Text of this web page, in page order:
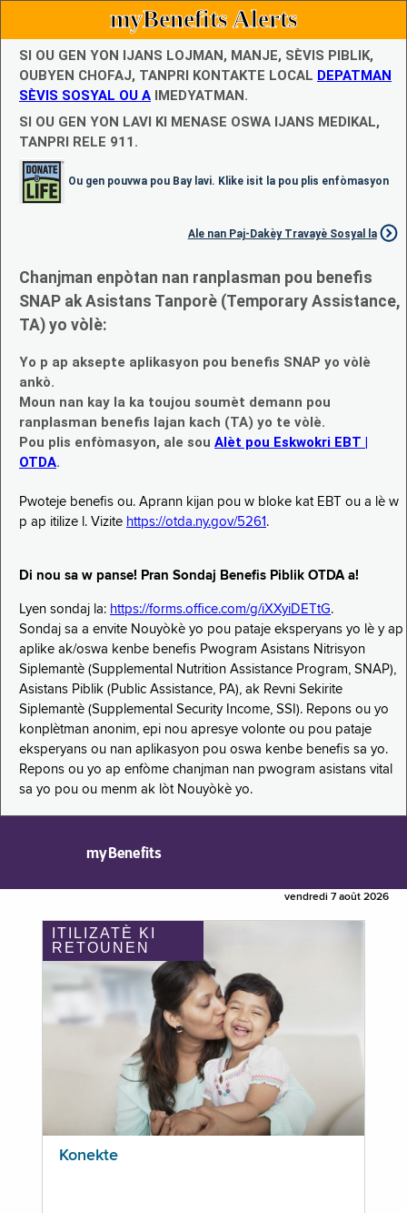
myBenefits Alerts
SI OU GEN YON IJANS LOJMAN, MANJE, SÈVIS PIBLIK,
OUBYEN CHOFAJ, TANPRI KONTAKTE LOCAL DEPATMAN
SÈVIS SOSYAL OU A IMEDYATMAN.
SI OU GEN YON LAVI KI MENASE OSWA IJANS MEDIKAL,
TANPRI RELE 911.
Ou gen pouvwa pou Bay lavi. Klike isit la pou plis enfòmasyon
Ale nan Paj-Dakèy Travayè Sosyal la
Chanjman enpòtan nan ranplasman pou benefis
SNAP ak Asistans Tanporè (Temporary Assistance,
TA) yo vòlè:
Yo p ap aksepte aplikasyon pou benefis SNAP yo vòlè
ankò.
Moun nan kay la ka toujou soumèt demann pou
ranplasman benefis lajan kach (TA) yo te vòlè.
Pou plis enfòmasyon, ale sou Alèt pou Eskwokri EBT |
OTDA.
Pwoteje benefis ou. Aprann kijan pou w bloke kat EBT ou a lè w
p ap itilize l. Vizite https://otda.ny.gov/5261 .
Di nou sa w panse! Pran Sondaj Benefis Piblik OTDA a!
Lyen sondaj la: https://forms.office.com/g/iXXyiDETtG.
Sondaj sa a envite Nouyòkè yo pou pataje eksperyans yo lè y ap
aplike ak/oswa kenbe benefis Pwogram Asistans Nitrisyon
Siplemantè (Supplemental Nutrition Assistance Program, SNAP),
Asistans Piblik (Public Assistance, PA), ak Revni Sekirite
Siplemantè (Supplemental Security Income, SSI). Repons ou yo
konplètman anonim, epi nou apresye volonte ou pou pataje
eksperyans ou nan aplikasyon pou oswa kenbe benefis sa yo.
Repons ou yo ap enfòme chanjman nan pwogram asistans vital
sa yo pou ou menm ak lòt Nouyòkè yo.
myBenefits
vendredi 7 août 2026
ITILIZATÈ KI
RETOUNEN
Konekte